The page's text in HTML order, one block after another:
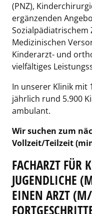
(PNZ),
ergänzenden
Medizinischen
Kinderarzt- und
vielfältiges
In unserer Klinik mit
jährlich rund 5.900
ambulant.
Wir suchen zum
Vollzeit/Teilzeit
FACHARZT FÜR
JUGENDLICHE
EINEN ARZT